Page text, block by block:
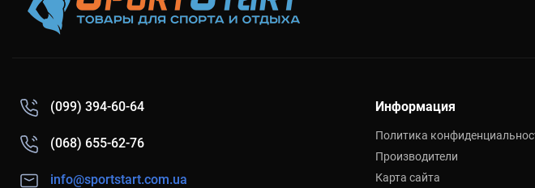
(099) 394-60-64
(068) 655-62-76
info@sportstart.com.ua
Информация
Политика
Производители
Карта сайта